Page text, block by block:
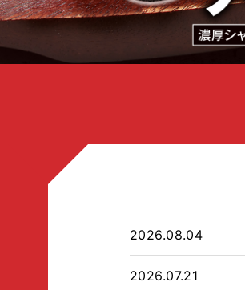
2026.08.04
2026.07.21